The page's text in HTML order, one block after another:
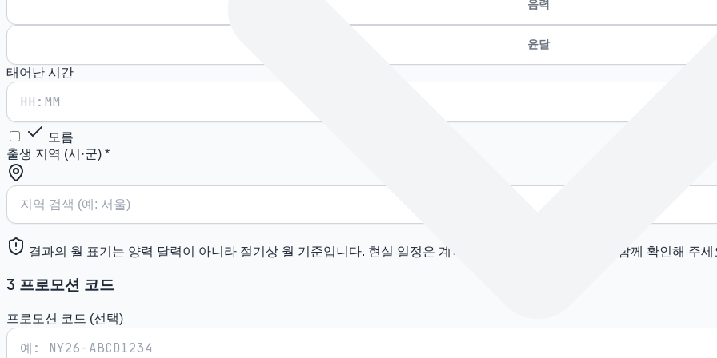
음력
윤달
태어난 시간
모름
출생 지역 (시·군) *
결과의 월 표기는 양력 달력이 아니라 절기상 월 기준입니다. 현실 일정은 계약서, 비용, 건강, 가족 일정과 함께 확인해 주세
3 프로모션 코드
프로모션 코드 (선택)